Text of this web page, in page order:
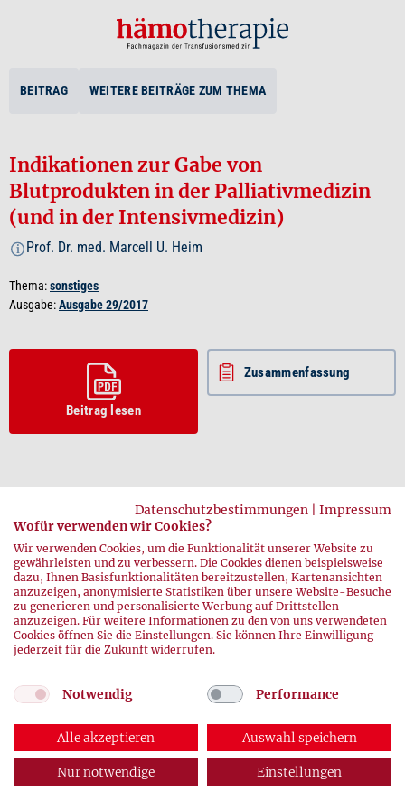
BEITRAG WEITERE BEITRÄGE ZUM THEMA
Indikationen zur Gabe von
Blutprodukten in der Palliativmedizin
(und in der Intensivmedizin)
i Prof. Dr. med. Marcell U. Heim
Thema:sonstiges
Ausgabe:Ausgabe 29/2017
Beitrag lesen
Zusammenfassung
zurück
© 2026 DRK-Blutspendedienste
Impressum| Datenschutz
ABONNEMENT AUSGABEN KONTAKT
Datenschutzbestimmungen
Impressum
Wofür verwenden wir Cookies?
Wir verwenden Cookies, um die Funktionalität unserer Website zu
gewährleisten und zu verbessern. Die Cookies dienen beispielsweise
dazu, Ihnen Basisfunktionalitäten bereitzustellen, Kartenansichten
anzuzeigen, anonymisierte Statistiken über unsere Website-Besuche
zu generieren und personalisierte Werbung auf Drittstellen
anzuzeigen. Für weitere Informationen zu den von uns verwendeten
Cookies öffnen Sie die Einstellungen. Sie können Ihre Einwilligung
jederzeit für die Zukunft widerrufen.
Notwendig Performance
Alle akzeptieren Auswahl speichern
Nur notwendige Einstellungen